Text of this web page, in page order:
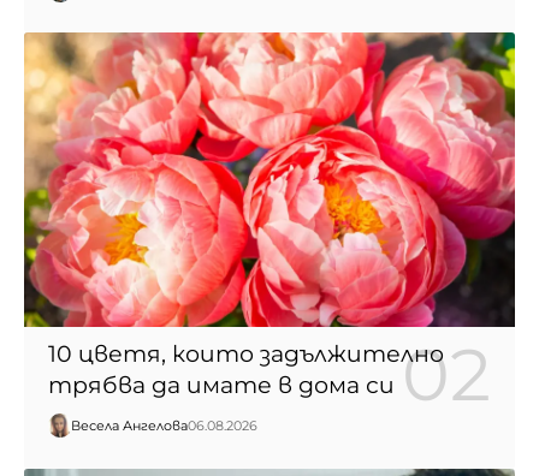
10 цветя, които задължително
трябва да имате в дома си
Весела Ангелова06.08.2026